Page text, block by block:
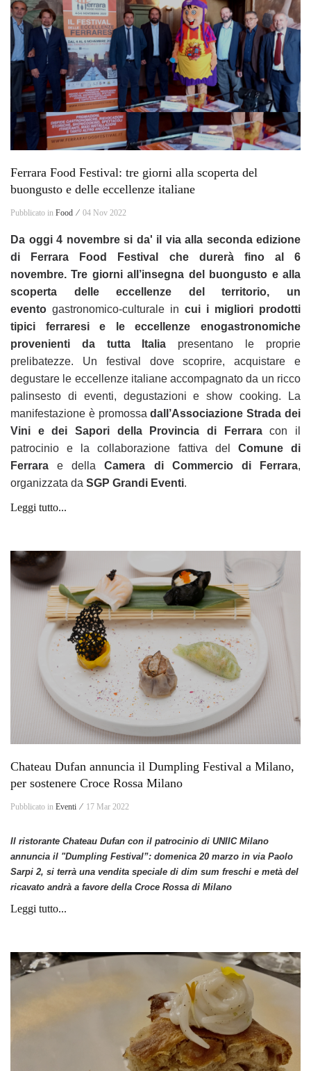
Ferrara Food Festival: tre giorni alla scoperta del
buongusto e delle eccellenze italiane
Pubblicato in Food ⁄ 04 Nov 2022
Da oggi 4 novembre si da' il via alla seconda edizione
di Ferrara Food Festival che durerà fino al
6
novembre.Tre giorni all’insegna del buongusto e alla
scoperta delle eccellenze del territorio, un
evento gastronomico-culturale in cui i migliori prodotti
tipici ferraresi e le eccellenze enogastronomiche
provenienti da tutta Italia presentano le proprie
prelibatezze. Un festival dove scoprire, acquistare e
degustare le eccellenze italiane accompagnato da un ricco
palinsesto di eventi, degustazioni e show cooking. La
manifestazione è promossadall’Associazione Strada dei
Vini e dei Sapori della Provincia di Ferraracon il
patrocinio e la collaborazione fattiva del Comune di
Ferrara e dellaCamera di Commercio di Ferrara,
organizzata da SGP Grandi Eventi.
Leggi tutto...
Chateau Dufan annuncia il Dumpling Festival a Milano,
per sostenere Croce Rossa Milano
Pubblicato in Eventi ⁄ 17 Mar 2022
Il ristorante Chateau Dufan con il patrocinio di UNIIC Milano
annuncia il "Dumpling Festival”: domenica 20 marzo in via Paolo
Sarpi 2, si terrà una vendita speciale di dim sum freschi e metà del
ricavato andrà a favore della Croce Rossa di Milano
Leggi tutto...